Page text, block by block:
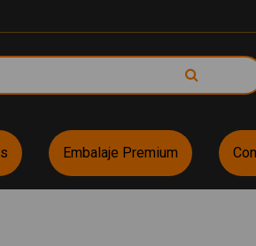
Embalaje Premium